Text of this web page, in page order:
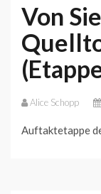
Von
Alice Schopp
Auftaktetappe